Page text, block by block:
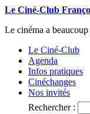
Le Ciné-Club
Le cinéma a
Le Ciné-Club
Agenda
Infos pratiques
Cinéchanges
Nos invités
Rechercher :